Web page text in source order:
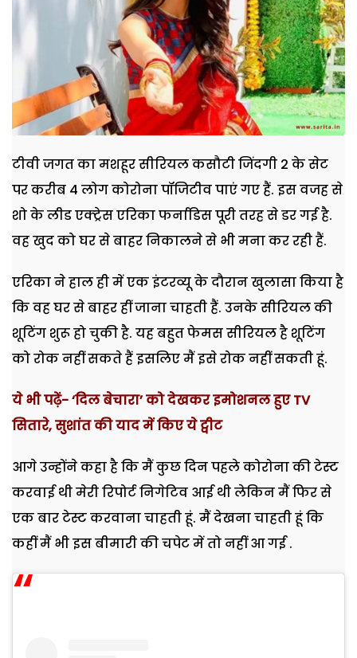
टीवी जगत का मशहूर सीरियल कसौटी जिंदगी 2 के सेट
पर करीब 4 लोग कोरोना पॉजिटीव पाएं गए हैं. इस वजह से
शो के लीड एक्ट्रेस एरिका फर्नाडिस पूरी तरह से डर गई है.
वह खुद को घर से बाहर निकालने से भी मना कर रही हैं.
एरिका ने हाल ही में एक इंटरव्यू के दौरान खुलासा किया है
कि वह घर से बाहर हीं जाना चाहती हैं. उनके सीरियल की
शूटिंग शुरू हो चुकी है. यह बहुत फेमस सीरियल है शूटिंग
को रोक नहीं सकते हैं इसलिए मैं इसे रोक नहीं सकती हूं.
ये भी पढ़ें- ‘दिल बेचारा’ को देखकर इमोशनल हुए TV
सितारे, सुशांत की याद में किए ये ट्वीट
आगे उन्होंने कहा है कि मैं कुछ दिन पहले कोरोना की टेस्ट
करवाई थी मेरी रिपोर्ट निगेटिव आई थी लेकिन मैं फिर से
एक बार टेस्ट करवाना चाहती हूं. मैं देखना चाहती हूं कि
कहीं मैं भी इस बीमारी की चपेट में तो नहीं आ गई .